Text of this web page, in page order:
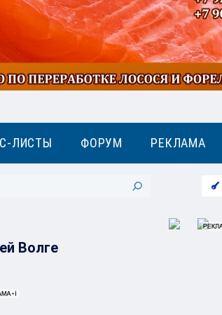
ЛИСТЫ ФОРУМ РЕКЛАМА
Волге